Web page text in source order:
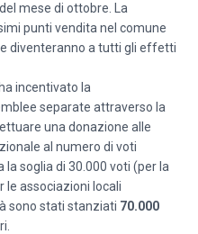
mese di ottobre. La
punti vendita nel comune
diventeranno a tutti gli effetti
incentivato la
separate attraverso la
una donazione alle
al numero di voti
soglia di 30.000 voti (per la
le associazioni locali
sono stati stanziati 70.000